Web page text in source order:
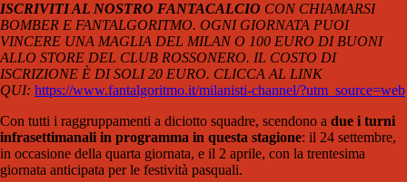
ISCRIVITI AL NOSTRO FANTACALCIO CON CHIAMARSI
BOMBER E FANTALGORITMO. OGNI GIORNATA PUOI
VINCERE UNA MAGLIA DEL MILAN O 100 EURO DI BUONI
ALLO STORE DEL CLUB ROSSONERO. IL COSTO DI
ISCRIZIONE È DI SOLI 20 EURO. CLICCA AL LINK
QUI: https://www.fantalgoritmo.it/milanisti-channel/?utm_source=web
Con tutti i raggruppamenti a diciotto squadre, scendono a due i turni
infrasettimanali in programma in questa stagione: il 24 settembre,
in occasione della quarta giornata, e il 2 aprile, con la trentesima
giornata anticipata per le festività pasquali.